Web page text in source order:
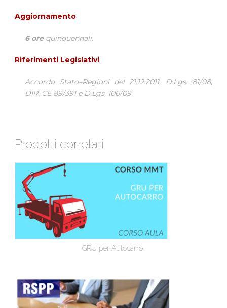
Aggiornamento
6 ore quinquennali.
Riferimenti Legislativi
Accordo Stato–Regioni del 21.12.2011, D.Lgs. 81/08,
DIR. CE 89/391 e D.Lgs. 106/09.
Prodotti correlati
GRU per Autocarro